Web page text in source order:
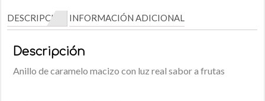
DESCRIPCIÓN INFORMACIÓN ADICIONAL
Descripción
Anillo de caramelo macizo con luz real sabor a frutas